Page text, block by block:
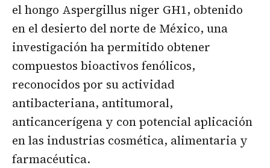
el hongo Aspergillus niger GH1, obtenido
en el desierto del norte de México, una
investigación ha permitido obtener
compuestos bioactivos fenólicos,
reconocidos por su actividad
antibacteriana, antitumoral,
anticancerígena y con potencial aplicación
en las industrias cosmética, alimentaria y
farmacéutica.